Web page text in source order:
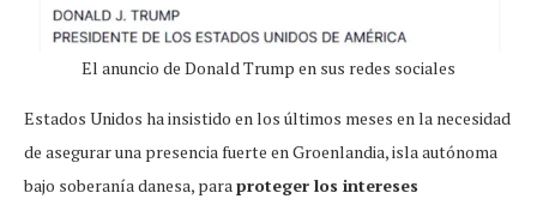
El anuncio de Donald Trump en sus redes sociales
Estados Unidos ha insistido en los últimos meses en la necesidad
de asegurar una presencia fuerte en Groenlandia, isla autónoma
bajo soberanía danesa, paraproteger los intereses